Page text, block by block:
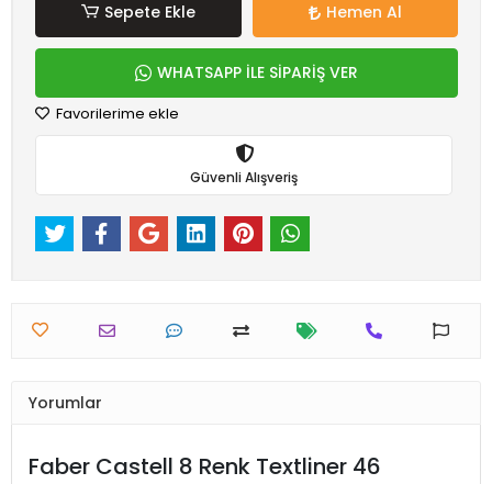
Sepete Ekle Hemen Al
WHATSAPP İLE SİPARİŞ VER
Favorilerime ekle
Güvenli Alışveriş
Yorumlar
Faber Castell 8 Renk Textliner 46